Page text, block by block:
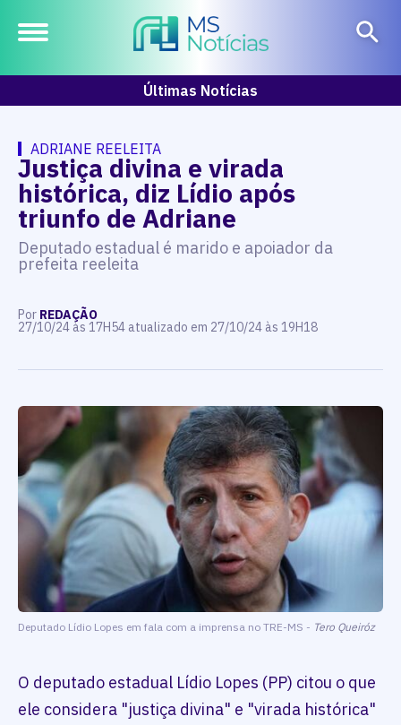
Últimas Notícias
ADRIANE REELEITA
Justiça divina e virada
histórica, diz Lídio após
triunfo de Adriane
Deputado estadual é marido e apoiador da
prefeita reeleita
Por REDAÇÃO
27/10/24 às 17H54 atualizado em 27/10/24 às 19H18
Deputado Lídio Lopes em fala com a imprensa no TRE-MS - Tero Queiróz
O deputado estadual Lídio Lopes (PP) citou o que
ele considera "justiça divina" e "virada histórica"